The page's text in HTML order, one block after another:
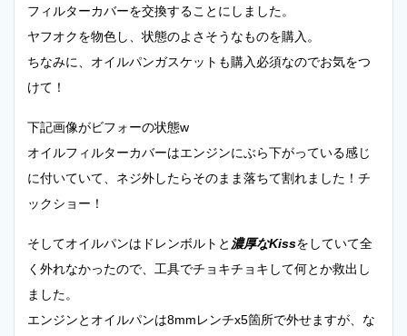
フィルターカバーを交換することにしました。
ヤフオクを物色し、状態のよさそうなものを購入。
ちなみに、オイルパンガスケットも購入必須なのでお気をつ
けて！
下記画像がビフォーの状態w
オイルフィルターカバーはエンジンにぶら下がっている感じ
に付いていて、ネジ外したらそのまま落ちて割れました！チ
ックショー！
そしてオイルパンはドレンボルトと 濃厚なKissをしていて全
く外れなかったので、工具でチョキチョキして何とか救出し
ました。
エンジンとオイルパンは8mmレンチx5箇所で外せますが、な